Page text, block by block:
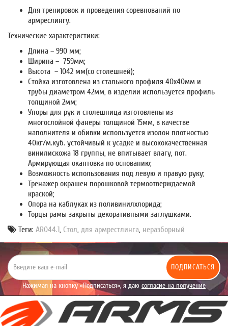
Для тренировок и проведения соревнований по
армреслингу.
Технические характеристики:
Длина – 990 мм;
Ширина – 759мм;
Высота – 1042 мм(со столешней);
Стойка изготовлена из стального профиля 40х40мм и
трубы диаметром 42мм, в изделии используется профиль
толщиной 2мм;
Упоры для рук и столешница изготовлены из
многослойной фанеры толщиной 15мм, в качестве
наполнителя и обивки используется изолон плотностью
40кг/м.куб. устойчивый к усадке и высококачественная
винилискожа 18 группы, не впитывает влагу, пот.
Армирующая окантовка по основанию;
Возможность использования под левую и правую руку;
Тренажер окрашен порошковой термоотверждаемой
краской;
Опора на каблуках из поливинилхлорида;
Торцы рамы закрыты декоративными заглушками.
Теги: AR044.1, Стол, для армрестлинга, неразборный
ПОДПИСАТЬСЯ
Нажимая на кнопку «Подписаться», я даю согласие на получение
уведомлений рекламного характера.